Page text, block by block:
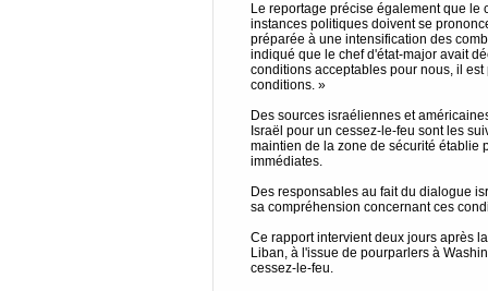
Le reportage précise également que le
instances politiques doivent se
préparée à une intensification des
indiqué que le chef d'état-major avait
conditions acceptables pour nous, il
conditions. »
Des sources israéliennes et
Israël pour un cessez-le-feu sont les
maintien de la zone de sécurité établie
immédiates.
Des responsables au fait du dialogue
sa compréhension concernant ces
Ce rapport intervient deux jours après
Liban, à l'issue de pourparlers à
cessez-le-feu.